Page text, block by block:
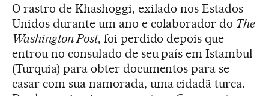
O rastro de Khashoggi, exilado nos Estados
Unidos durante um ano e colaborador do The
Washington Post, foi perdido depois que
entrou no consulado de seu país em Istambul
(Turquia) para obter documentos para se
casar com sua namorada, uma cidadã turca.